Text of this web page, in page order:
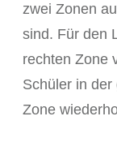
zwei Zonen
sind. Für den
rechten Zone
Schüler in der
Zone